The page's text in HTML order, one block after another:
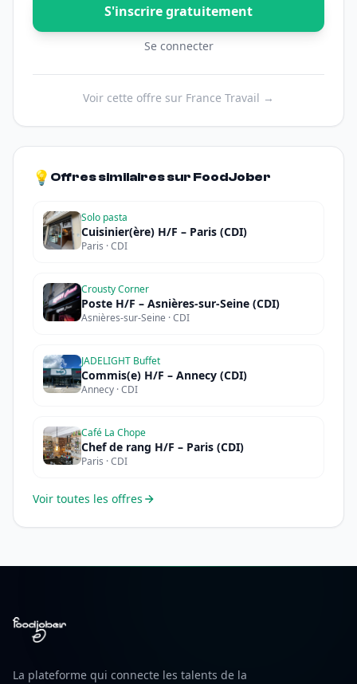
S'inscrire gratuitement
Se connecter
Voir cette offre sur France Travail →
💡 Offres similaires sur FoodJober
Solo pasta
Cuisinier(ère) H/F – Paris (CDI)
Paris · CDI
Crousty Corner
Poste H/F – Asnières-sur-Seine (CDI)
Asnières-sur-Seine · CDI
JADELIGHT Buffet
Commis(e) H/F – Annecy (CDI)
Annecy · CDI
Café La Chope
Chef de rang H/F – Paris (CDI)
Paris · CDI
Voir toutes les offres
La plateforme qui connecte les talents de la